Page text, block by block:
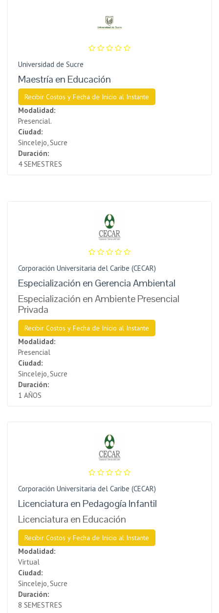
Universidad de Sucre
Maestría en Educación
Recibir Costos y Fecha de Inicio al Instante
Modalidad:
Presencial.
Ciudad:
Sincelejo, Sucre
Duración:
4 SEMESTRES
Corporación Universitaria del Caribe (CECAR)
Especialización en Gerencia Ambiental
Especialización en Ambiente Presencial
Privada
Recibir Costos y Fecha de Inicio al Instante
Modalidad:
Presencial
Ciudad:
Sincelejo, Sucre
Duración:
1 AÑOS
Corporación Universitaria del Caribe (CECAR)
Licenciatura en Pedagogía Infantil
Licenciatura en Educación
Recibir Costos y Fecha de Inicio al Instante
Modalidad:
Virtual
Ciudad:
Sincelejo, Sucre
Duración:
8 SEMESTRES